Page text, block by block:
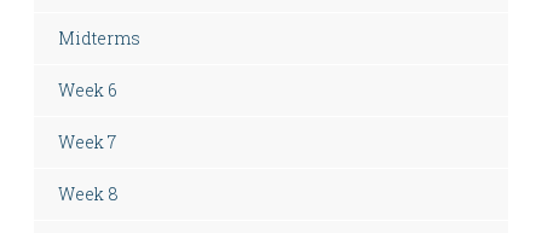
Midterms
Week 6
Week 7
Week 8